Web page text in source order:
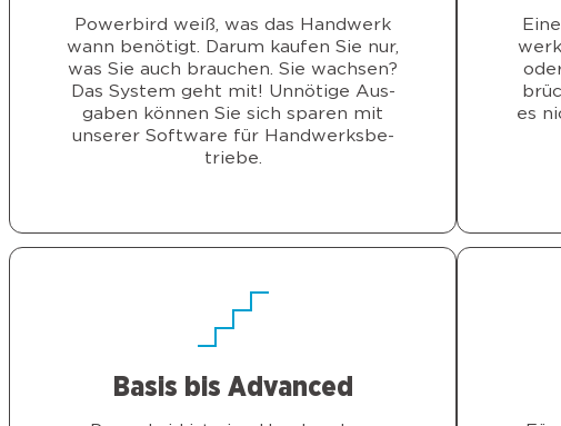
Power­bird weiß, was das Hand­werk
wann benö­tigt. Dar­um kau­fen Sie nur,
was Sie auch brau­chen. Sie wach­sen?
Das Sys­tem geht mit! Unnö­ti­ge Aus­
ga­ben kön­nen Sie sich spa­ren mit
unse­rer Soft­ware für Hand­werks­be­
trie­be.
es
Basis bis Advan­ced